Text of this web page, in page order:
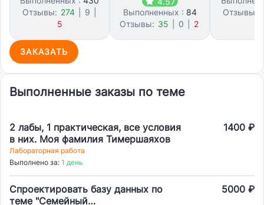
Отзывы: 274 9
5
Выполненных : 84
Отзывы: 35 0 2
Отзывы:
ЗАКАЗАТЬ
Выполненные заказы по теме
2 лабы, 1 практическая, все условия
в них. Моя фамилия Тимершаяхов
1400 ₽
Лабораторная работа
Выполнено за: 1 день
Спроектировать базу данных по
теме "Семейный
5000 ₽